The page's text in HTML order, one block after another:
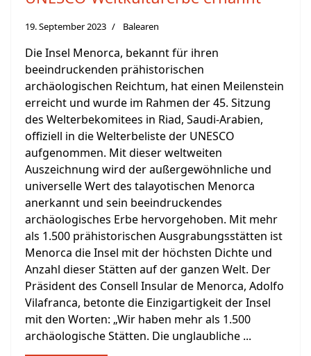
19. September 2023 Balearen
Die Insel Menorca, bekannt für ihren
beeindruckenden prähistorischen
archäologischen Reichtum, hat einen Meilenstein
erreicht und wurde im Rahmen der 45. Sitzung
des Welterbekomitees in Riad, Saudi-Arabien,
offiziell in die Welterbeliste der UNESCO
aufgenommen. Mit dieser weltweiten
Auszeichnung wird der außergewöhnliche und
universelle Wert des talayotischen Menorca
anerkannt und sein beeindruckendes
archäologisches Erbe hervorgehoben. Mit mehr
als 1.500 prähistorischen Ausgrabungsstätten ist
Menorca die Insel mit der höchsten Dichte und
Anzahl dieser Stätten auf der ganzen Welt. Der
Präsident des Consell Insular de Menorca, Adolfo
Vilafranca, betonte die Einzigartigkeit der Insel
mit den Worten: „Wir haben mehr als 1.500
archäologische Stätten. Die unglaubliche ...